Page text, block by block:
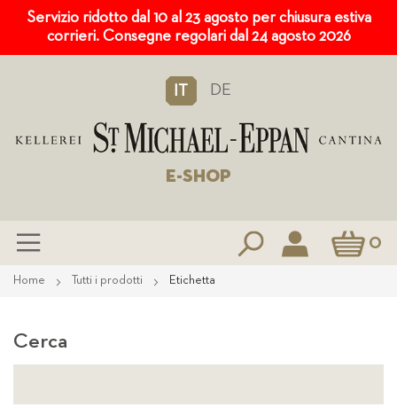
Servizio ridotto dal 10 al 23 agosto per chiusura estiva
corrieri. Consegne regolari dal 24 agosto 2026
IT DE
E-SHOP
Carrello0
Salta
Home Tutti i prodotti Etichetta
Cerca